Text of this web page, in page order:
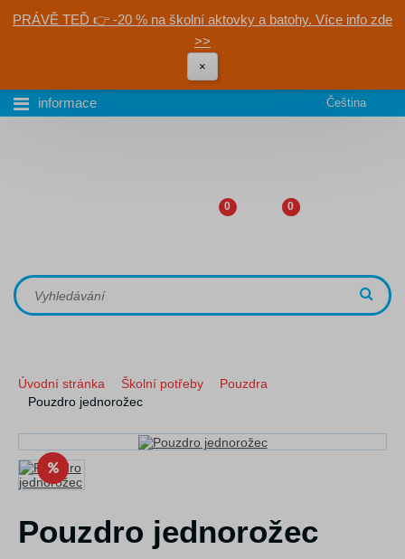
PRÁVĚ TEĎ 👉 -20 % na školní aktovky a batohy. Více info zde
>>
×
informace Čeština
0 0
Úvodní stránka Školní potřeby
Pouzdra
Pouzdro jednorožec
Pouzdro jednorožec